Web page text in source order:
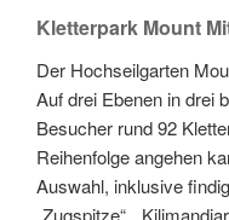
Kletterpark Mount
Der Hochseilgarten
Auf drei Ebenen in drei
Besucher rund 92
Reihenfolge angehen
Auswahl, inklusive
„Zugspitze“,